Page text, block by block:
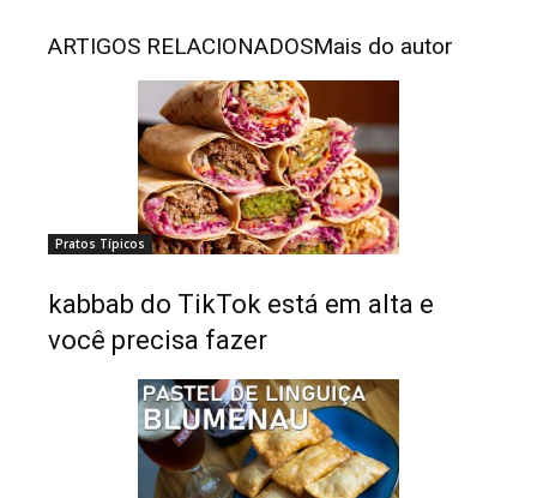
ARTIGOS RELACIONADOSMais do autor
Pratos Típicos
kabbab do TikTok está em alta e
você precisa fazer